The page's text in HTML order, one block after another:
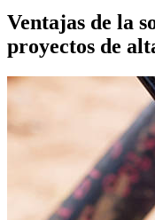
Ventajas de la
proyectos de